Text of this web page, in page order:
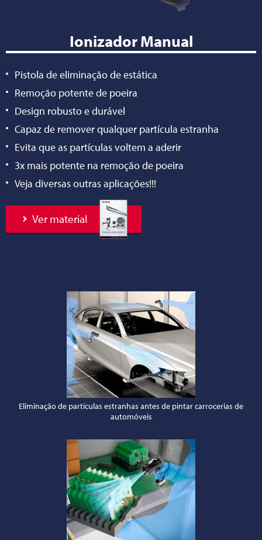
Ionizador Manual
Pistola de eliminação de estática
Remoção potente de poeira
Design robusto e durável
Capaz de remover qualquer partícula estranha
Evita que as partículas voltem a aderir
3x mais potente na remoção de poeira
Veja diversas outras aplicações!!!
Ver material
Eliminação de partículas estranhas antes de pintar carrocerias de
automóveis